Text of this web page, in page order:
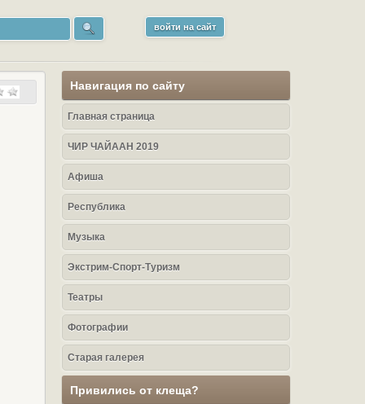
войти на сайт
Навигация по сайту
Главная страница
ЧИР ЧАЙААН 2019
Афиша
Республика
Музыка
Экстрим-Спорт-Туризм
Театры
Фотографии
Старая галерея
Привились от клеща?